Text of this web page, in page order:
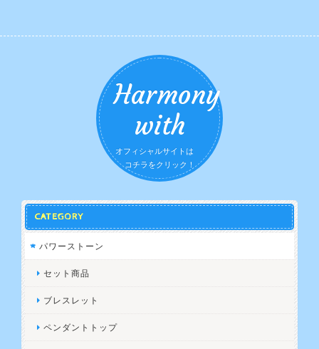
Harmony
with
オフィシャルサイトは
コチラをクリック！
CATEGORY
パワーストーン
セット商品
ブレスレット
ペンダントトップ